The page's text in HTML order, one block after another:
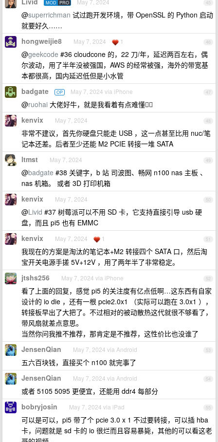
45
MOD PRO May 7, 2024
@superrichman 试过跑开发环境，带 OpenSSL 的 Python 启动
就要好久……
46
hongweijie8 May 7, 2024 1
@geekcode #36 cloudcone 的，22 刀/年，延迟两百左右，偶
尔波动，用了半年没被强国，AWS 的经常被强，海外的带宽基
本都很高，国内延迟低但是小水管
47
badgate OP May 7, 2024 via iPhone
@ruohai 大佬好牛，就是我看着有点难懂😵‍💫
48
kenvix May 7, 2024
非常不建议，首先你硬盘只能走 USB ，这一点甚至比用 nuc/笔
记本还差。后者至少还能 M2 PCIE 转接一堆 SATA
49
ltmst May 7, 2024
@badgate #38 关键字，b 站 司波图、畅网 n100 nas 主板 、
nas 机箱。 或者 3D 打印机箱
50
kenvix May 7, 2024
@Livid #37 树莓派可以不用 SD 卡，它支持直接引导 usb 硬
盘，而且 pi5 也有 EMMC
51
kenvix May 7, 2024 1
我现在的方案是淘汰的笔记本+M2 转接四个 SATA 口，然后淘
宝开关电源手搓 5V+12V ，用了两年半了非常稳定。
52
jtshs256 May 7, 2024 via iPhone
看了上面的回复，感觉 pi5 的关注度有亿点低啊…这东西有自家
设计的 io die ，还有一根 pcie2.0x1 （实际可以跑在 3.0x1 ），
转接板早出了大把了。不过相对的被动散热这代就很不够看了，
带风扇就差点意思。
当然你问我推不推荐，那肯定是不推荐，这性价比也没谁了
53
JensenQian May 7, 2024 via Android
五六百块钱，直接买个 n100 就完事了
54
JensenQian May 7, 2024 via Android
或者 5105 5095 更便宜，还能用 ddr4 每部分
55
bobryjosin May 7, 2024 via iPad
可以是可以，pi5 带了个 pcie 3.0 x 1 不过要转接，可以插 hba
卡，问题就是 sd 卡的 io 很烂而且容易暴毙，其他的可以看这老